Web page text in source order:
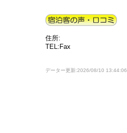
住所:
TEL:Fax
データー更新:2026/08/10 13:44:06